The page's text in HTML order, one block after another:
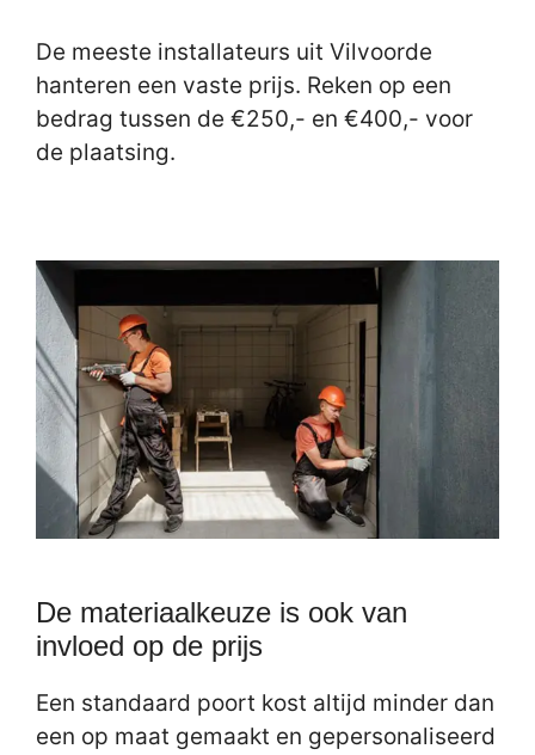
De meeste installateurs uit Vilvoorde
hanteren een vaste prijs. Reken op een
bedrag tussen de €250,- en €400,- voor
de plaatsing.
De materiaalkeuze is ook van
invloed op de prijs
Een standaard poort kost altijd minder dan
een op maat gemaakt en gepersonaliseerd